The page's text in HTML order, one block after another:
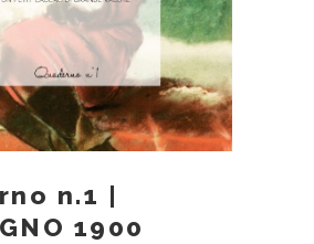
n.1 |
1900